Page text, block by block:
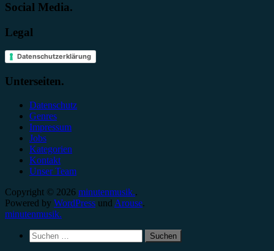
Social Media.
Legal
Datenschutzerklärung
Unterseiten.
Datenschutz
Genres
Impressum
Jobs
Kategorien
Kontakt
Unser Team
Copyright © 2026 minutenmusik..
Powered by WordPress und Arouse.
minutenmusik.
Suchen
nach: